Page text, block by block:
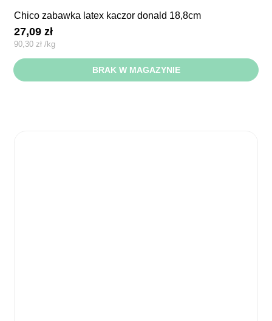
chico zabawka latex kaczor donald 18,8cm
27,09zł
90,30 zł /kg
BRAK W MAGAZYNIE